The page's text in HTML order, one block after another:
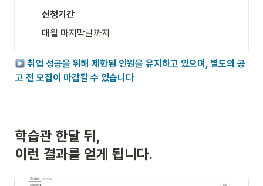
신청기간
매월 마지막날까지
취업 성공을 위해 제한된 인원을 유지하고 있으며, 별도의 공
고 전 모집이 마감될 수 있습니다
학습관 한달 뒤,
이런 결과를 얻게 됩니다.